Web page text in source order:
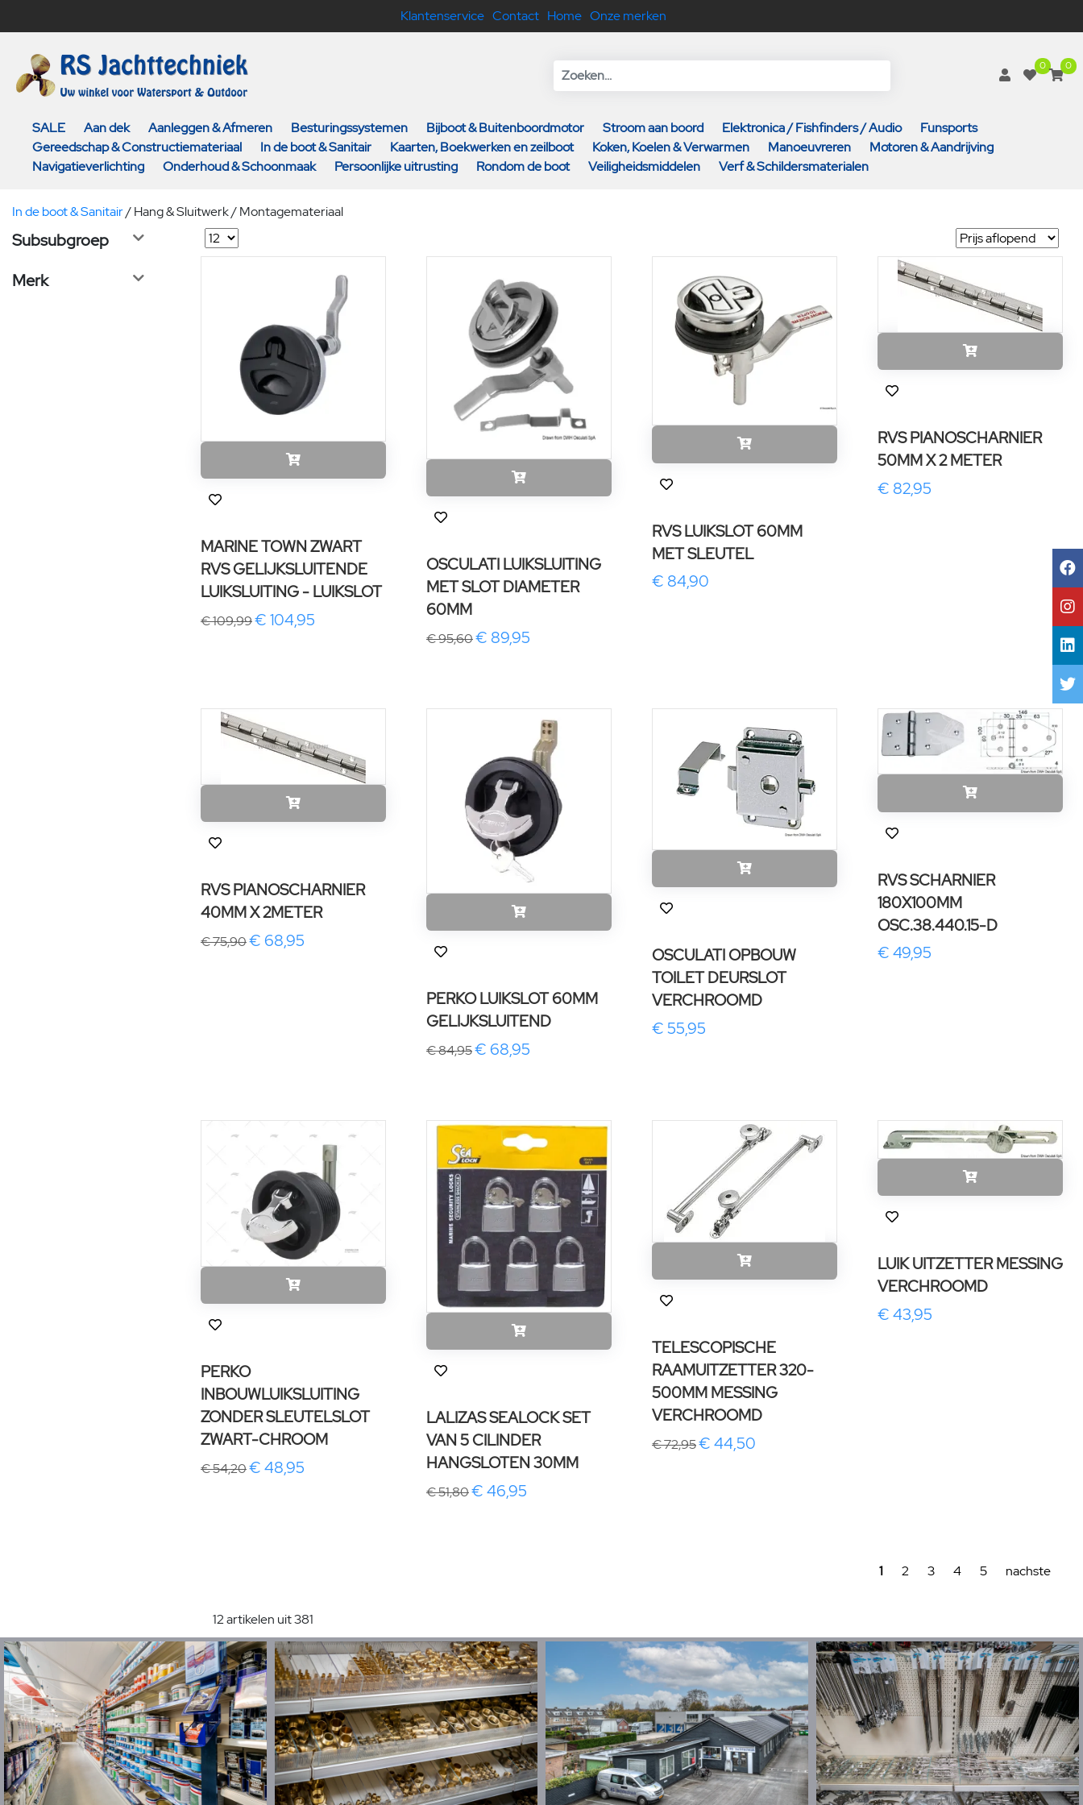
Klantenservice Contact Home Onze merken
0 0
SALE Aan dek Aanleggen & Afmeren Besturingssystemen Bijboot & Buitenboordmotor Stroom aan boord Elektronica / Fishfinders / Audio
Funsports
Gereedschap & Constructiemateriaal
In de boot & Sanitair Kaarten, Boekwerken en zeilboot Koken, Koelen & Verwarmen Manoeuvreren
Motoren & Aandrijving
Navigatieverlichting
Onderhoud & Schoonmaak Persoonlijke uitrusting Rondom de boot Veiligheidsmiddelen Verf & Schildersmaterialen
In de boot & Sanitair/Hang & Sluitwerk / Montagemateriaal
Subsubgroep
Merk
MARINE TOWN ZWART
RVS GELIJKSLUITENDE
LUIKSLUITING - LUIKSLOT
€ 109,99€ 104,95
OSCULATI LUIKSLUITING
MET SLOT DIAMETER
60MM
€ 95,60€ 89,95
RVS LUIKSLOT 60MM
MET SLEUTEL
€ 84,90
RVS PIANOSCHARNIER
50MM X 2 METER
€ 82,95
RVS PIANOSCHARNIER
40MM X 2METER
€ 75,90€ 68,95
PERKO LUIKSLOT 60MM
GELIJKSLUITEND
€ 84,95€ 68,95
OSCULATI OPBOUW
TOILET DEURSLOT
VERCHROOMD
€ 55,95
RVS SCHARNIER
180X100MM
OSC.38.440.15-D
€ 49,95
PERKO
INBOUWLUIKSLUITING
ZONDER SLEUTELSLOT
ZWART-CHROOM
€ 54,20€ 48,95
LALIZAS SEALOCK SET
VAN 5 CILINDER
HANGSLOTEN 30MM
€ 51,80€ 46,95
TELESCOPISCHE
RAAMUITZETTER 320-
500MM MESSING
VERCHROOMD
€ 72,95€ 44,50
LUIK UITZETTER MESSING
VERCHROOMD
€ 43,95
1 2 3 4 5 nachste
12 artikelen uit 381